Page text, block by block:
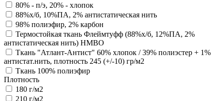
80% - п/э, 20% - хлопок
88%х/б, 10%ПА, 2% антистатическая нить
98% полиэфир, 2% карбон
Термостойкая ткань Флеймтуфф (88%х/б, 12%ПА, 2%
антистатическая нить) НМВО
Ткань "Атлант-Антист" 60% хлопок / 39% полиэстер + 1%
антистат.нить, плотность 245 (+/-10) гр/м2
Ткань 100% полиэфир
Плотность
180 г/м2
210 г/м2